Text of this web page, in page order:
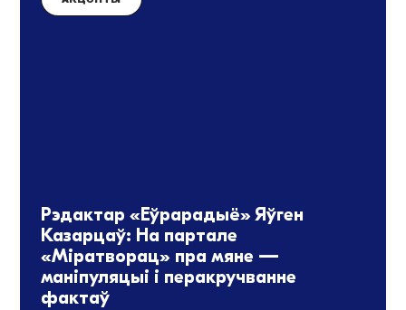
Рэдактар «Еўрарадыё» Яўген
Казарцаў: На партале
«Міратворац» пра мяне —
маніпуляцыі і перакручванне
фактаў